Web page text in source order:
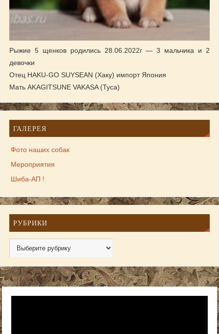
Рыжие 5 щенков родились 28.06.2022г — 3 мальчика и 2
девочки
Отец HAKU-GO SUYSEAN (Хаку) импорт Япония
Мать AKAGITSUNE VAKASA (Туса)
ГАЛЕРЕЯ
Фото наших собак
Мероприятия
Шиба-АП !
РУБРИКИ